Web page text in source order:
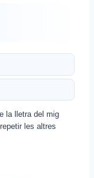
la lletra del mig
les altres